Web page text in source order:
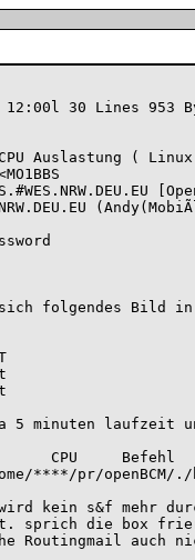
12:00l 30 Lines 953
Auslastung (
folgendes Bild
5 minuten laufzeit
kein s&f mehr
sprich die box
Routingmail auch